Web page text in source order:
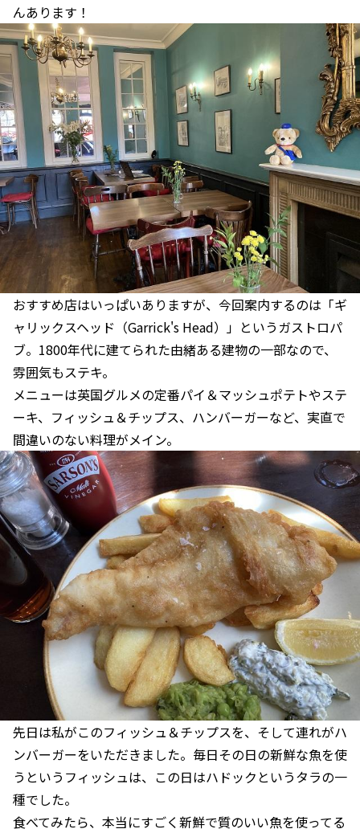
んあります！
おすすめ店はいっぱいありますが、今回案内するのは「ギ
ャリックスヘッド（Garrick's Head）」というガストロパ
ブ。1800年代に建てられた由緒ある建物の一部なので、
雰囲気もステキ。
メニューは英国グルメの定番パイ＆マッシュポテトやステ
ーキ、フィッシュ＆チップス、ハンバーガーなど、実直で
間違いのない料理がメイン。
先日は私がこのフィッシュ＆チップスを、そして連れがハ
ンバーガーをいただきました。毎日その日の新鮮な魚を使
うというフィッシュは、この日はハドックというタラの一
種でした。
食べてみたら、本当にすごく新鮮で質のいい魚を使ってる